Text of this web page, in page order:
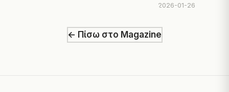
2026-01-26
← Πίσω στο Magazine